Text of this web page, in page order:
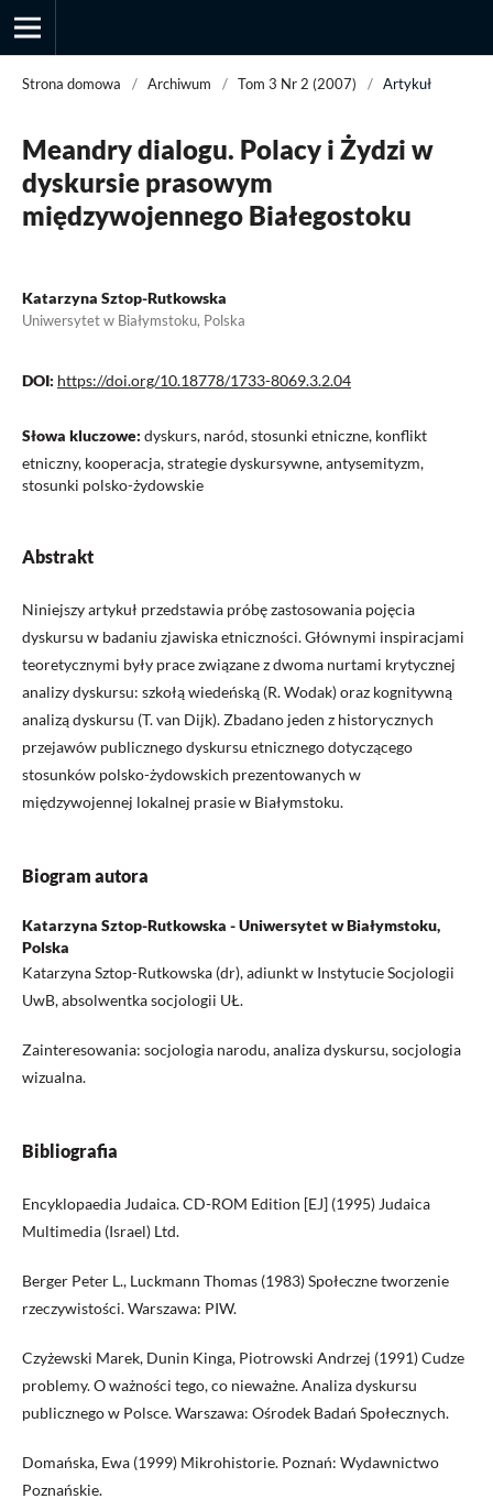
Przegląd Socjologii Jakościowej
Strona domowa / Archiwum / Tom 3 Nr 2 (2007) / Artykuł
Meandry dialogu. Polacy i Żydzi w
dyskursie prasowym
międzywojennego Białegostoku
Katarzyna Sztop-Rutkowska
Uniwersytet w Białymstoku, Polska
DOI: https://doi.org/10.18778/1733-8069.3.2.04
Słowa kluczowe: dyskurs, naród, stosunki etniczne, konflikt
etniczny, kooperacja, strategie dyskursywne, antysemityzm,
stosunki polsko-żydowskie
Abstrakt
Niniejszy artykuł przedstawia próbę zastosowania pojęcia
dyskursu w badaniu zjawiska etniczności. Głównymi inspiracjami
teoretycznymi były prace związane z dwoma nurtami krytycznej
analizy dyskursu: szkołą wiedeńską (R. Wodak) oraz kognitywną
analizą dyskursu (T. van Dijk). Zbadano jeden z historycznych
przejawów publicznego dyskursu etnicznego dotyczącego
stosunków polsko-żydowskich prezentowanych w
międzywojennej lokalnej prasie w Białymstoku.
Biogram autora
Katarzyna Sztop-Rutkowska - Uniwersytet w Białymstoku,
Polska
Katarzyna Sztop-Rutkowska (dr), adiunkt w Instytucie Socjologii
UwB, absolwentka socjologii UŁ.
Zainteresowania: socjologia narodu, analiza dyskursu, socjologia
wizualna.
Bibliografia
Encyklopaedia Judaica. CD-ROM Edition [EJ] (1995) Judaica
Multimedia (Israel) Ltd.
Berger Peter L., Luckmann Thomas (1983) Społeczne tworzenie
rzeczywistości. Warszawa: PIW.
Czyżewski Marek, Dunin Kinga, Piotrowski Andrzej (1991) Cudze
problemy. O ważności tego, co nieważne. Analiza dyskursu
publicznego w Polsce. Warszawa: Ośrodek Badań Społecznych.
Domańska, Ewa (1999) Mikrohistorie. Poznań: Wydawnictwo
Poznańskie.